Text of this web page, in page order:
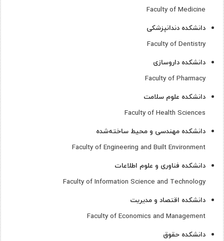
Faculty of Medicine
دانشکده دندانپزشکی
Faculty of Dentistry
دانشکده داروسازی
Faculty of Pharmacy
دانشکده علوم سلامت
Faculty of Health Sciences
دانشکده مهندسی و محیط ساخته‌شده
Faculty of Engineering and Built Environment
دانشکده فناوری و علوم اطلاعات
Faculty of Information Science and Technology
دانشکده اقتصاد و مدیریت
Faculty of Economics and Management
دانشکده حقوق